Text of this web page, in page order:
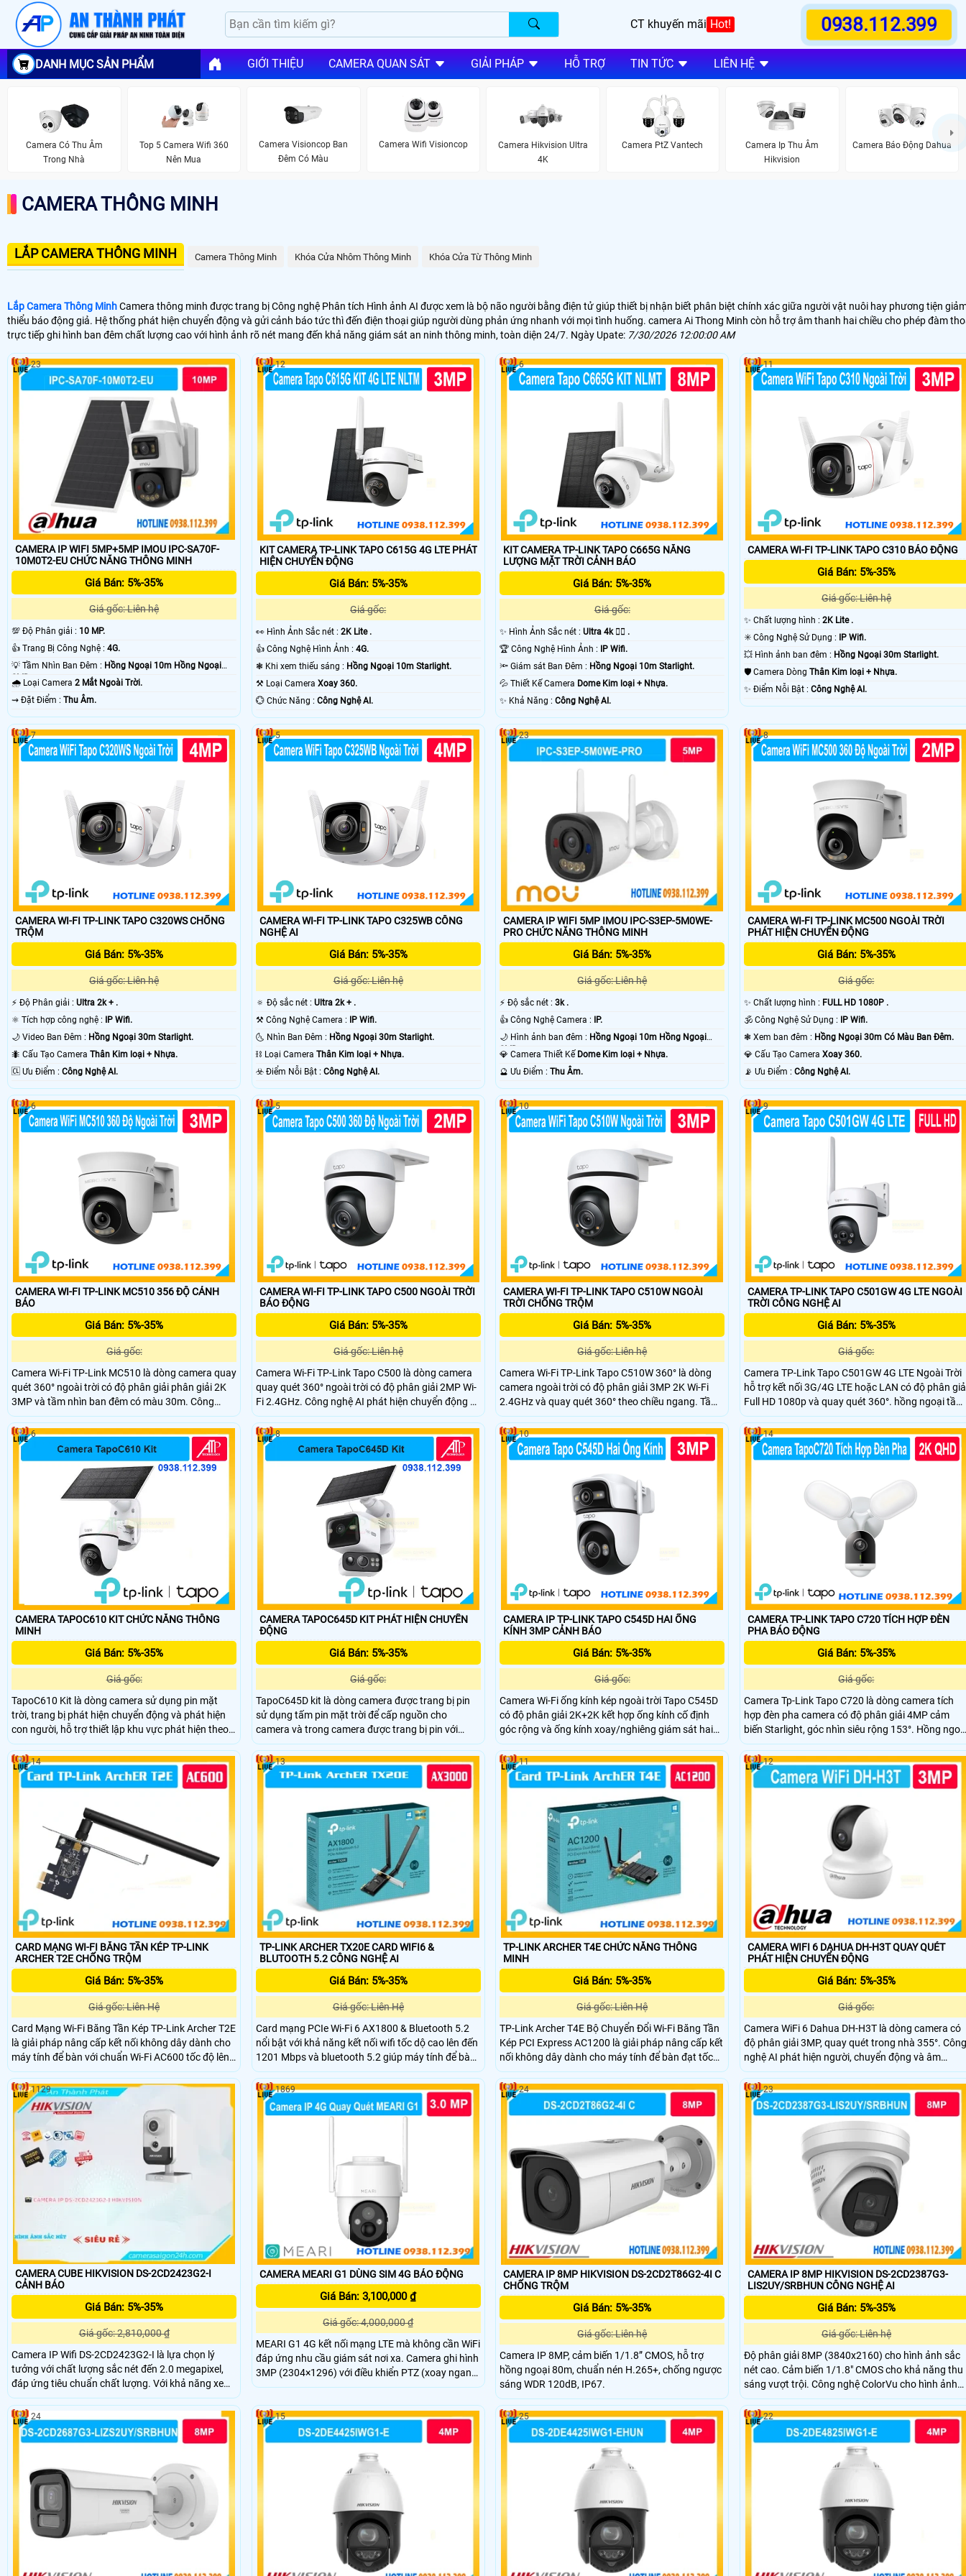
CT khuyến mãi Hot! 0938.112.399
DANH MỤC SẢN PHẨM GIỚI THIỆU CAMERA QUAN SÁT GIẢI PHÁP HỖ TRỢ TIN TỨC LIÊN HỆ
Camera Có Thu Âm
Trong Nhà
Top 5 Camera Wifi 360
Nên Mua
Camera Visioncop Ban
Đêm Có Màu
Camera Wifi Visioncop
Camera Hikvision Ultra
4K
Camera PtZ Vantech
Camera Ip Thu Âm
Hikvision
Camera Báo Động Dahua
CAMERA THÔNG MINH
LẮP CAMERA THÔNG MINH Camera Thông Minh Khóa Cửa Nhôm Thông Minh Khóa Cửa Từ Thông Minh
Lắp Camera Thông MinhCamera thông minh được trang bị Công nghệ Phân tích Hình ảnh AI được xem là bộ não người bằng điện tử giúp thiết bị nhận biết phân biệt chính xác giữa người vật nuôi hay phương tiện
thiểu báo động giả. Hệ thống phát hiện chuyển động và gửi cảnh báo tức thì đến điện thoại giúp người dùng phản ứng nhanh với mọi tình huống. camera Ai Thong Minh còn hỗ trợ âm thanh hai chiều cho phép đàm
trực tiếp ghi hình ban đêm chất lượng cao với hình ảnh rõ nét mang đến khả năng giám sát an ninh thông minh, toàn diện 24/7. Ngày Upate: 7/30/2026 12:00:00 AM
CAMERA IP WIFI 5MP+5MP IMOU IPC-SA70F-
10M0T2-EU CHỨC NĂNG THÔNG MINH
Giá Bán: 5%-35%
Giá gốc: Liên hệ
💯 Độ Phân giải : 10 MP.
👍 Trang Bị Công Nghệ : 4G.
💡 Tầm Nhìn Ban Đêm : Hồng Ngoại 10m Hồng Ngoại
SMD.🌧️ Loại Camera 2 Mắt Ngoài Trời.
️⇝ Đặt Điểm : Thu Âm.
23
KIT CAMERA TP-LINK TAPO C615G 4G LTE PHÁT
HIỆN CHUYỂN ĐỘNG
Giá Bán: 5%-35%
Giá gốc:
️👀 Hình Ảnh Sắc nét : 2K Lite .
👍 Công Nghệ Hình Ảnh : 4G.
❃ Khi xem thiếu sáng : Hồng Ngoại 10m Starlight.
⚒ Loại Camera Xoay 360.
️💮 Chức Năng : Công Nghệ AI.
12
KIT CAMERA TP-LINK TAPO C665G NĂNG
LƯỢNG MẶT TRỜI CẢNH BÁO
Giá Bán: 5%-35%
Giá gốc:
✨ Hình Ảnh Sắc nét :Ultra 4k 👍🏾 .
🏆 Công Nghệ Hình Ảnh : IP Wifi.
🔦 Giám sát Ban Đêm : Hồng Ngoại 10m Starlight.
💦 Thiết Kế Camera Dome Kim loại + Nhựa.
️✨ Khả Năng :Công Nghệ AI.
6
CAMERA WI-FI TP-LINK TAPO C310 BÁO ĐỘNG
Giá Bán: 5%-35%
Giá gốc: Liên hệ
✨ Chất lượng hình : 2K Lite .
✳️ Công Nghệ Sử Dụng : IP Wifi.
💥 Hình ảnh ban đêm : Hồng Ngoại 30m Starlight.
🛡 Camera Dòng Thân Kim loại + Nhựa.
️✨ Điểm Nỗi Bật : Công Nghệ AI.
11
CAMERA WI-FI TP-LINK TAPO C320WS CHỐNG
TRỘM
Giá Bán: 5%-35%
Giá gốc: Liên hệ
️⚡ Độ Phân giải : Ultra 2k + .
⚛️ Tích hợp công nghệ : IP Wifi.
🌙 Video Ban Đêm : Hồng Ngoại 30m Starlight.
🐜 Cấu Tạo Camera Thân Kim loại + Nhựa.
️🆑 Ưu Điểm : Công Nghệ AI.
7
CAMERA WI-FI TP-LINK TAPO C325WB CÔNG
NGHỆ AI
Giá Bán: 5%-35%
Giá gốc: Liên hệ
🔅 Độ sắc nét : Ultra 2k + .
⚒ Công Nghệ Camera : IP Wifi.
🌜 Nhìn Ban Đêm : Hồng Ngoại 30m Starlight.
⛓ Loại Camera Thân Kim loại + Nhựa.
️☣️ Điểm Nỗi Bật : Công Nghệ AI.
5
CAMERA IP WIFI 5MP IMOU IPC-S3EP-5M0WE-
PRO CHỨC NĂNG THÔNG MINH
Giá Bán: 5%-35%
Giá gốc: Liên hệ
️⚡ Độ sắc nét :3k .
👍 Công Nghệ Camera : IP.
🌙 Hình ảnh ban đêm : Hồng Ngoại 10m Hồng Ngoại
SMD.💎 Camera Thiết Kế Dome Kim loại + Nhựa.
️🔮 Ưu Điểm :Thu Âm.
23
CAMERA WI-FI TP-LINK MC500 NGOÀI TRỜI
PHÁT HIỆN CHUYỂN ĐỘNG
Giá Bán: 5%-35%
Giá gốc:
✨ Chất lượng hình : FULL HD 1080P .
🕉️ Công Nghệ Sử Dụng : IP Wifi.
❃ Xem ban đêm : Hồng Ngoại 30m Có Màu Ban Ðêm.
💎 Cấu Tạo Camera Xoay 360.
️📡 Ưu Điểm : Công Nghệ AI.
8
CAMERA WI-FI TP-LINK MC510 356 ĐỘ CẢNH
BÁO
Giá Bán: 5%-35%
Giá gốc:
Camera Wi-Fi TP-Link MC510 là dòng camera quay
quét 360° ngoài trời có độ phân giải phân giải 2K
3MP và tầm nhìn ban đêm có màu 30m. Công
nghệ AI thông minh phát hiện chuyển động, vùng
hoạt động tùy chỉnh, trang bị nắp che ống kính vật
lý bảo vệ quyền riêng tư.
6
CAMERA WI-FI TP-LINK TAPO C500 NGOÀI TRỜI
BÁO ĐỘNG
Giá Bán: 5%-35%
Giá gốc: Liên hệ
Camera Wi-Fi TP-Link Tapo C500 là dòng camera
quay quét 360° ngoài trời có độ phân giải 2MP Wi-
Fi 2.4GHz. Công nghệ AI phát hiện chuyển động và
theo dõi chuyển động thông minh, kết hợp báo
động âm thanh ánh sáng và âm thanh tùy chỉnh.
Hỗ trợ đàm thoại hai chiều quản lý qua ứng dụng
Tapo và chuẩn chống nước IP65.
5
CAMERA WI-FI TP-LINK TAPO C510W NGOÀI
TRỜI CHỐNG TRỘM
Giá Bán: 5%-35%
Giá gốc: Liên hệ
Camera Wi-Fi TP-Link Tapo C510W 360° là dòng
camera ngoài trời có độ phân giải 3MP 2K Wi-Fi
2.4GHz và quay quét 360° theo chiều ngang. Tầm
nhìn ban đêm màu lên đến 30m, công nghệ AI
thông minh phát hiện chuyển động và báo động
âm thanh ánh sáng. Đàm thoại hai chiều và điều
khiển từ xa qua ứng dụng Tapo.
10
CAMERA TP-LINK TAPO C501GW 4G LTE NGOÀI
TRỜI CÔNG NGHỆ AI
Giá Bán: 5%-35%
Giá gốc:
Camera TP-Link Tapo C501GW 4G LTE Ngoài Trời
hỗ trợ kết nối 3G/4G LTE hoặc LAN có độ phân
Full HD 1080p và quay quét 360°. hồng ngoại tầm
xa 30m nhìn màu ban đêm Starlight. Công nghệ Ai
thông minh phát hiện chuyển động và âm thanh
bất thường. Hỗ trợ Nano-SIM, đàm thoại hai chiều
và chuẩn IP66 kháng nước và bụi.
9
CAMERA TAPOC610 KIT CHỨC NĂNG THÔNG
MINH
Giá Bán: 5%-35%
Giá gốc:
TapoC610 Kit là dòng camera sử dụng pin mặt
trời, trang bị phát hiện chuyển động và phát hiện
con người, hỗ trợ thiết lập khu vực phát hiện theo
nhu cầu, hỗ trợ đàm thoại 2 chiều, hỗ trợ kết nối
qua wifi 2.4 Ghz camera có thể lắp đặt ngoài trời
nhờ chuẩn chống nước IP 65
6
CAMERA TAPOC645D KIT PHÁT HIỆN CHUYỂN
ĐỘNG
Giá Bán: 5%-35%
Giá gốc:
TapoC645D kit là dòng camera được trang bị pin
sử dụng tấm pin mặt trời để cấp nguồn cho
camera và trong camera được trang bị pin với
dung lượng lên đến 10.000 mAh, trang bị 2 ống
kính, nhìn có màu vào ban đêm, micro và loa cũng
được trang bị.
8
CAMERA IP TP-LINK TAPO C545D HAI ỐNG
KÍNH 3MP CẢNH BÁO
Giá Bán: 5%-35%
Giá gốc:
Camera Wi-Fi ống kính kép ngoài trời Tapo C545D
có độ phân giải 2K+2K kết hợp ống kính cố định
góc rộng và ống kính xoay/nghiêng giám sát hai
khu vực hỗ trợ theo dõi kép động 360° Công nghệ
nhận diện AI thông minh. Kết nối LAN/Wi-Fi, tuần
tra khu vực, chuẩn kháng nước và bụi IP66 .
10
CAMERA TP-LINK TAPO C720 TÍCH HỢP ĐÈN
PHA BÁO ĐỘNG
Giá Bán: 5%-35%
Giá gốc:
Camera Tp-Link Tapo C720 là dòng camera tích
hợp đèn pha camera có độ phân giải 4MP cảm
biến Starlight, góc nhìn siêu rộng 153°. Hồng
tầm xa ban đêm 30m và Full-Color Night Vision.
Tích hợp 2 đèn Floodlight 2800 Lumen, công nghệ
nhận diện AI thông minh phát hiện chuyển động,
còi báo động 93dB và đàm thoại hai chiều.
14
CARD MẠNG WI-FI BĂNG TẦN KÉP TP-LINK
ARCHER T2E CHỐNG TRỘM
Giá Bán: 5%-35%
Giá gốc: Liên Hệ
Card Mạng Wi-Fi Băng Tần Kép TP-Link Archer T2E
là giải pháp nâng cấp kết nối không dây dành cho
máy tính để bàn với chuẩn Wi-Fi AC600 tốc độ lên
đến 433Mbps
14
TP-LINK ARCHER TX20E CARD WIFI6 &
BLUTOOTH 5.2 CÔNG NGHỆ AI
Giá Bán: 5%-35%
Giá gốc: Liên Hệ
Card mạng PCIe Wi-Fi 6 AX1800 & Bluetooth 5.2
nổi bật với khả năng kết nối wifi tốc dộ cao lên đến
1201 Mbps và bluetooth 5.2 giúp máy tính để bàn
của bạn kết nối không dây ổn định
13
TP-LINK ARCHER T4E CHỨC NĂNG THÔNG
MINH
Giá Bán: 5%-35%
Giá gốc: Liên Hệ
TP-Link Archer T4E Bộ Chuyển Đổi Wi-Fi Băng Tần
Kép PCI Express AC1200 là giải pháp nâng cấp kết
nối không dây dành cho máy tính để bàn đạt tốc
độ lên đến 1200Mbps, gồm 867Mbps trên băng
tần 5GHz và 300Mbps trên 2.4GHz, mang đến khả
năng truy cập Internet nhanh ổn định
11
CAMERA WIFI 6 DAHUA DH-H3T QUAY QUÉT
PHÁT HIỆN CHUYỂN ĐỘNG
Giá Bán: 5%-35%
Giá gốc:
Camera WiFi 6 Dahua DH-H3T là dòng camera có
độ phân giải 3MP, quay quét trong nhà 355°. Công
nghệ AI phát hiện người, chuyển động và âm
thanh bất thường, Auto Tracking, đàm thoại hai
chiều, hồng ngoại tầm xa 10m, hỗ trợ thẻ nhớ
256GB, ONVIF và quản lý từ xa qua ứng dụng
DMSS.
12
CAMERA CUBE HIKVISION DS-2CD2423G2-I
CẢNH BÁO
Giá Bán: 5%-35%
Giá gốc: 2,810,000 ₫
Camera IP Wifi DS-2CD2423G2-I là lựa chọn lý
tưởng với chất lượng sắc nét đến 2.0 megapixel,
đáp ứng tiêu chuẩn chất lượng. Với khả năng xem
được ban đêm thông qua hồng ngoại 10m, thiết bị
này sử dụng công nghệ IP Wifi tiên tiến, không
giảm chất lượng truyền dẫn. DWDR 120db giúp
chống ngược sáng, mang lại hình ảnh rõ nét
1129
CAMERA MEARI G1 DÙNG SIM 4G BÁO ĐỘNG
Giá Bán: 3,100,000 ₫
Giá gốc: 4,000,000 ₫
MEARI G1 4G kết nối mạng LTE mà không cần WiFi
đáp ứng nhu cầu giám sát nơi xa. Camera ghi hình
3MP (2304×1296) với điều khiển PTZ (xoay ngang
350° - nghiêng -90° đến 30°). Ban đêm vẫn hiển thị
thanh 2 chiều nhờ mic và loa Lưu trữ qua thẻ nhớ
tối đa 256GB hoặc sao lưu đám mây.
Tặng ngay
SIM 4G sử dụng 1 năm
1869
CAMERA IP 8MP HIKVISION DS-2CD2T86G2-4I C
CHỐNG TRỘM
Giá Bán: 5%-35%
Giá gốc: Liên hệ
Camera IP 8MP, cảm biến 1/1.8” CMOS, hỗ trợ
hồng ngoại 80m, chuẩn nén H.265+, chống ngược
sáng WDR 120dB, IP67.
24
CAMERA IP 8MP HIKVISION DS-2CD2387G3-
LIS2UY/SRBHUN CÔNG NGHỆ AI
Giá Bán: 5%-35%
Giá gốc: Liên hệ
Độ phân giải 8MP (3840x2160) cho hình ảnh sắc
nét cao. Cảm biến 1/1.8" CMOS cho khả năng thu
sáng vượt trội. Công nghệ ColorVu cho hình ảnh
màu 24/7 rõ nét. Tầm chiếu sáng hỗ trợ quan sát
xa tối đa khoảng 30m.
23
24 15 25 22